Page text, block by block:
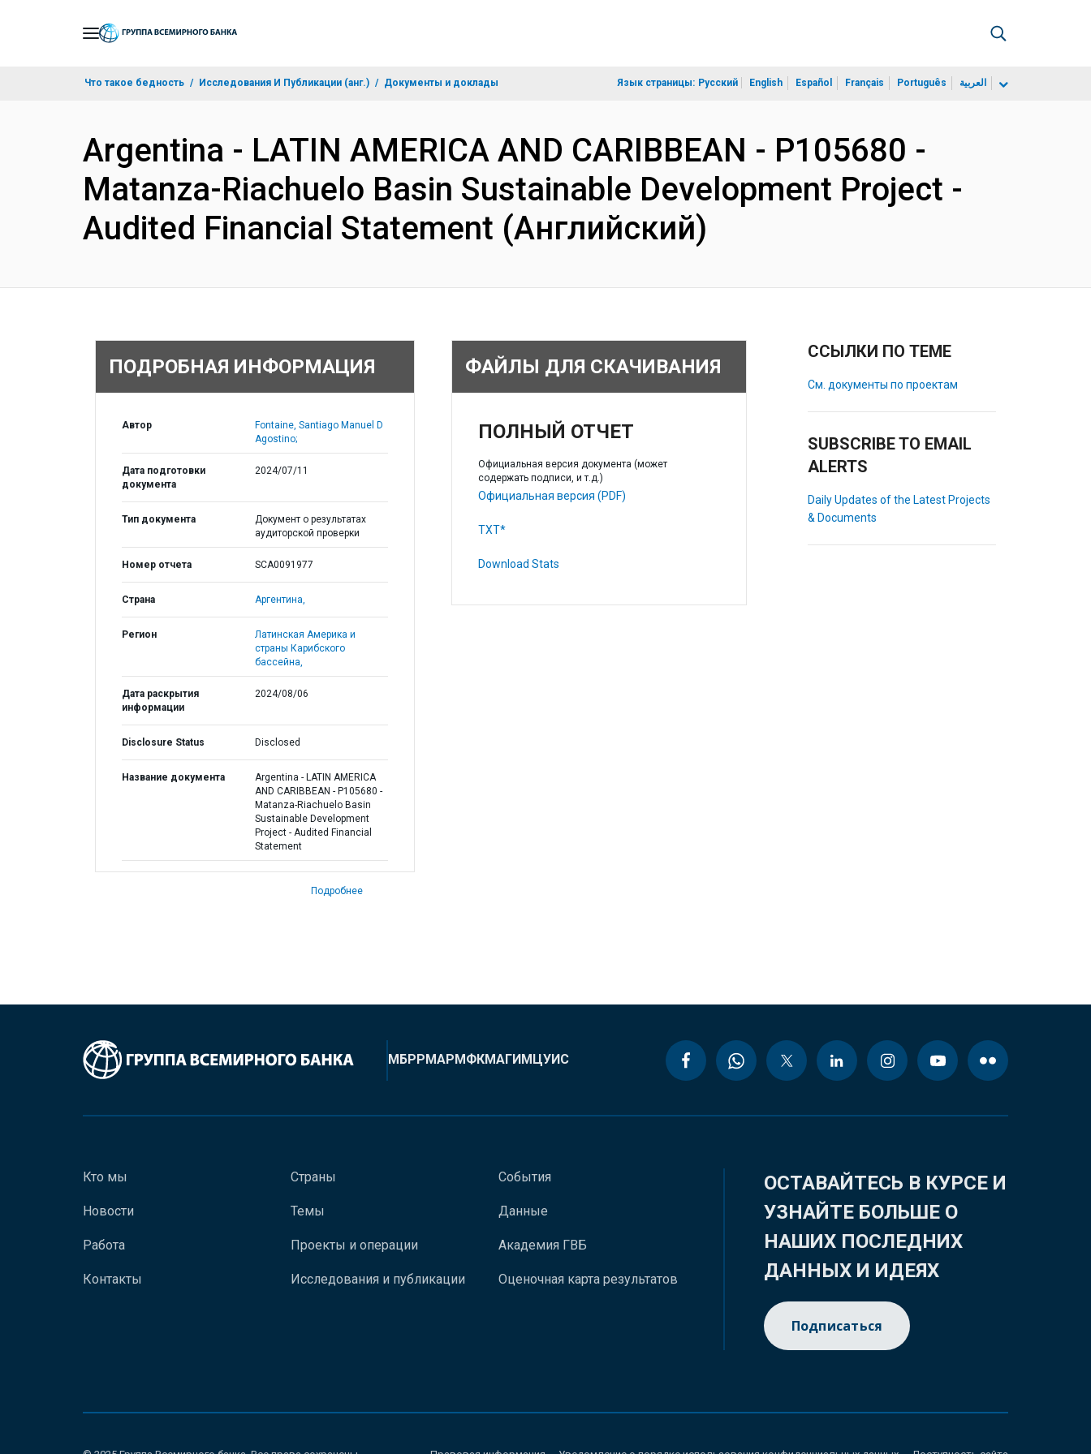
Что такое бедность Исследования И Публикации (анг.) Документы и доклады Язык страницы: Русский English Español Français Português العربية
Argentina - LATIN AMERICA AND CARIBBEAN - P105680 -
Matanza-Riachuelo Basin Sustainable Development Project -
Audited Financial Statement (Английский)
ПОДРОБНАЯ ИНФОРМАЦИЯ
Автор
Fontaine, Santiago Manuel D
Agostino;
Дата подготовки
документа
2024/07/11
Тип документа
Документ о результатах
аудиторской проверки
Номер отчета SCA0091977
Страна Аргентина,
Регион
Латинская Америка и
страны Карибского
бассейна,
Дата раскрытия
информации
2024/08/06
Disclosure Status Disclosed
Название документа
Argentina - LATIN AMERICA
AND CARIBBEAN - P105680 -
Matanza-Riachuelo Basin
Sustainable Development
Project - Audited Financial
Statement
Подробнее
ФАЙЛЫ ДЛЯ СКАЧИВАНИЯ
ПОЛНЫЙ ОТЧЕТ
Официальная версия документа (может
содержать подписи, и т.д.)
Официальная версия (PDF)
TXT*
Download Stats
ССЫЛКИ ПО ТЕМЕ
См. документы по проектам
SUBSCRIBE TO EMAIL
ALERTS
Daily Updates of the Latest Projects
& Documents
МБРРМАРМФКМАГИМЦУИС
Кто мы
Новости
Работа
Контакты
Страны
Темы
Проекты и операции
Исследования и публикации
События
Данные
Академия ГВБ
Оценочная карта результатов
ОСТАВАЙТЕСЬ В КУРСЕ И
УЗНАЙТЕ БОЛЬШЕ О
НАШИХ ПОСЛЕДНИХ
ДАННЫХ И ИДЕЯХ
Подписаться